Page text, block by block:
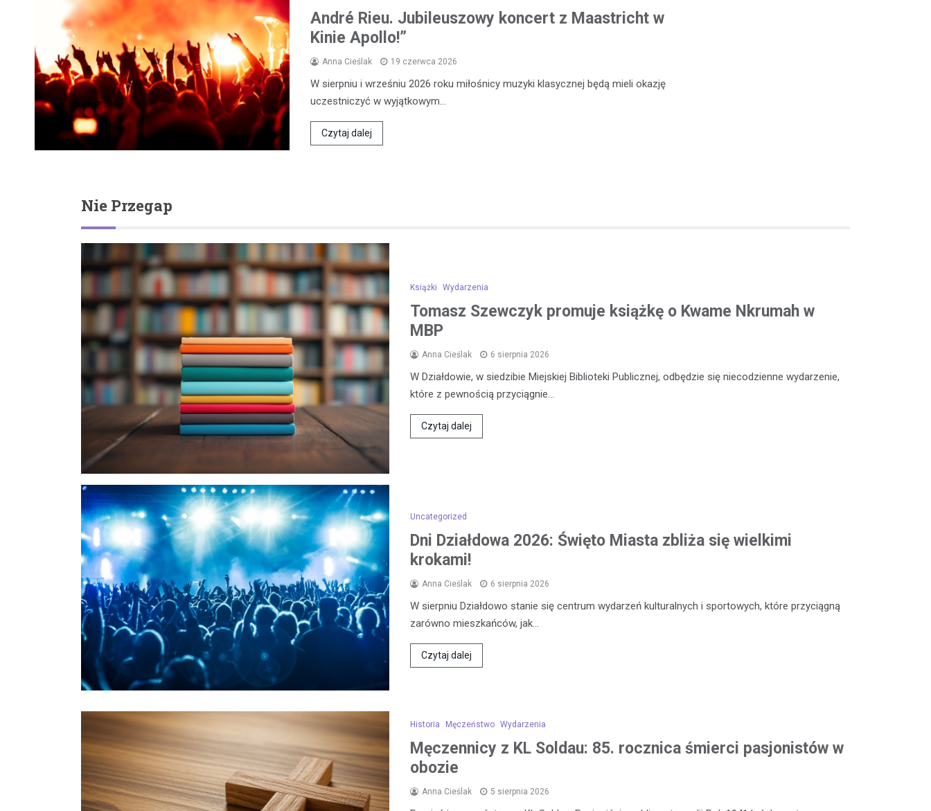
André Rieu. Jubileuszowy koncert z Maastricht w
Kinie Apollo!”
Anna Cieślak 19 czerwca 2026
W sierpniu i wrześniu 2026 roku miłośnicy muzyki klasycznej będą mieli okazję
uczestniczyć w wyjątkowym…
Czytaj dalej
Nie Przegap
Książki Wydarzenia
Tomasz Szewczyk promuje książkę o Kwame Nkrumah w
MBP
Anna Cieślak 6 sierpnia 2026
W Działdowie, w siedzibie Miejskiej Biblioteki Publicznej, odbędzie się niecodzienne wydarzenie,
które z pewnością przyciągnie…
Czytaj dalej
Uncategorized
Dni Działdowa 2026: Święto Miasta zbliża się wielkimi
krokami!
Anna Cieślak 6 sierpnia 2026
W sierpniu Działdowo stanie się centrum wydarzeń kulturalnych i sportowych, które przyciągną
zarówno mieszkańców, jak…
Czytaj dalej
Historia Męczeństwo Wydarzenia
Męczennicy z KL Soldau: 85. rocznica śmierci pasjonistów w
obozie
Anna Cieślak 5 sierpnia 2026